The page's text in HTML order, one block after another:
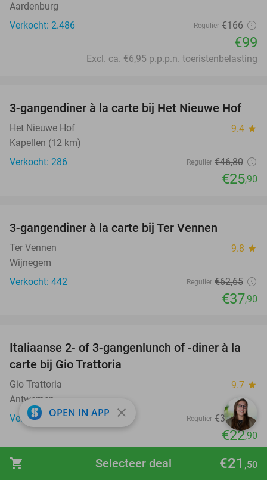
shopping_cart €21 ,50
Selecteer deal
Aardenburg
Verkocht: 2.486
Regulier €166
€99
Excl. ca. €6,95 p.p.p.n. toeristenbelasting
45%
3-gangendiner à la carte bij Het Nieuwe Hof
Het Nieuwe Hof 9.4 star
Kapellen (12 km)
Verkocht: 286
Regulier €46,80
€25,90
3-gangendiner à la carte bij Ter Vennen
Ter Vennen 9.8 star
Wijnegem
Verkocht: 442
Regulier €62,65
€37,90
28%
Italiaanse 2- of 3-gangenlunch of -diner à la
carte bij Gio Trattoria
Gio Trattoria 9.7 star
Antwerpen
Verkocht: 387
Regulier €31,95
€22,90
favorite_border
OPEN IN APP close